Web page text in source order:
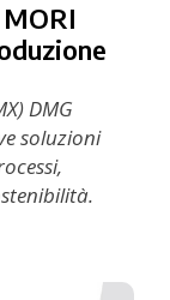
DMG
soluzioni